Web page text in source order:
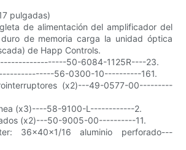
pulgadas)
de alimentación del amplificador del
de memoria carga la unidad óptica
de Happ Controls.
50-6084-1125R----23.
56-0300-10----------161.
(x2)---49-0577-00---------
(x3)----58-9100-L------------2.
(x2)---50-9005-00----------11.
36x40x1/16 aluminio perforado---